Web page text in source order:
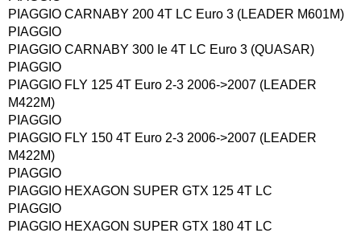
PIAGGIO CARNABY 200 4T LC Euro 3 (LEADER M601M)
PIAGGIO
PIAGGIO CARNABY 300 Ie 4T LC Euro 3 (QUASAR)
PIAGGIO
PIAGGIO FLY 125 4T Euro 2-3 2006->2007 (LEADER
M422M)
PIAGGIO
PIAGGIO FLY 150 4T Euro 2-3 2006->2007 (LEADER
M422M)
PIAGGIO
PIAGGIO HEXAGON SUPER GTX 125 4T LC
PIAGGIO
PIAGGIO HEXAGON SUPER GTX 180 4T LC